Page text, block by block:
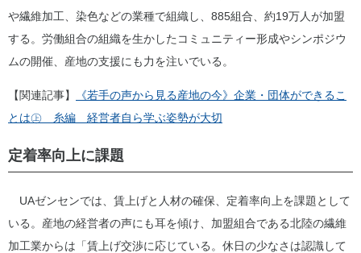
や繊維加工、染色などの業種で組織し、885組合、約19万人が加盟
する。労働組合の組織を生かしたコミュニティー形成やシンポジウ
ムの開催、産地の支援にも力を注いでいる。
【関連記事】
《若手の声から見る産地の今》企業・団体ができるこ
とは㊤ 糸編 経営者自ら学ぶ姿勢が大切
定着率向上に課題
UAゼンセンでは、賃上げと人材の確保、定着率向上を課題として
いる。産地の経営者の声にも耳を傾け、加盟組合である北陸の繊維
加工業からは「賃上げ交渉に応じている。休日の少なさは認識して